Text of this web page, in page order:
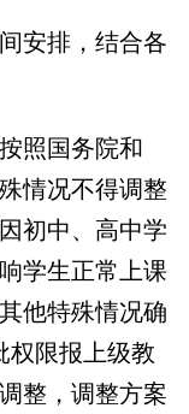
安排，结合各
照国务院和
情况不得调整
初中、高中学
学生正常上课
他特殊情况确
权限报上级教
整，调整方案